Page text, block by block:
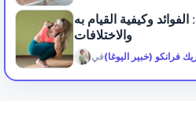
وكيفية القيام به
والاختلافات
فيفرانكو (خبير اليوغا)